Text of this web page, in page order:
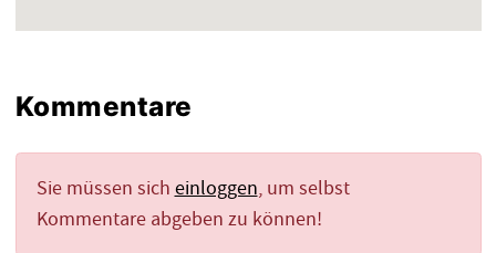
Kommentare
Sie müssen sich einloggen, um selbst
Kommentare abgeben zu können!